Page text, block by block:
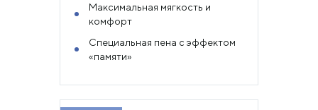
Максимальная мягкость и
комфорт
Специальная пена с эффектом
«памяти»